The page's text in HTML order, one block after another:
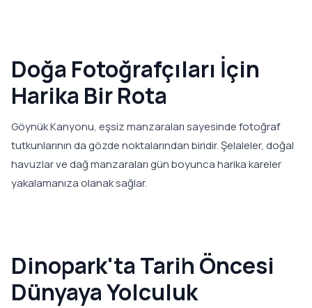
Doğa Fotoğrafçıları İçin
Harika Bir Rota
Göynük Kanyonu, eşsiz manzaraları sayesinde fotoğraf
tutkunlarının da gözde noktalarından biridir. Şelaleler, doğal
havuzlar ve dağ manzaraları gün boyunca harika kareler
yakalamanıza olanak sağlar.
Dinopark'ta Tarih Öncesi
Dünyaya Yolculuk